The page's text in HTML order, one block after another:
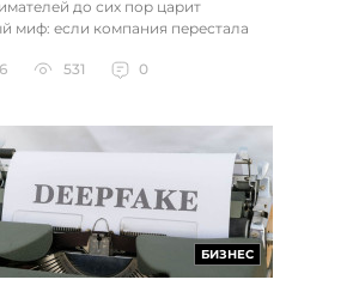
до сих пор царит
миф: если компания перестала
531 0
БИЗНЕС